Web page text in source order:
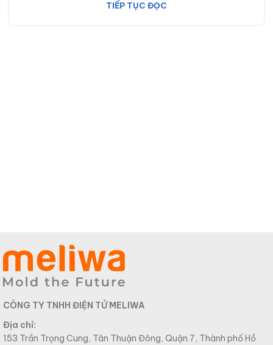
TIẾP TỤC ĐỌC
CÔNG TY TNHH ĐIỆN TỬ MELIWA
Địa chỉ:
153 Trần Trọng Cung, Tân Thuận Đông, Quận 7, Thành phố Hồ